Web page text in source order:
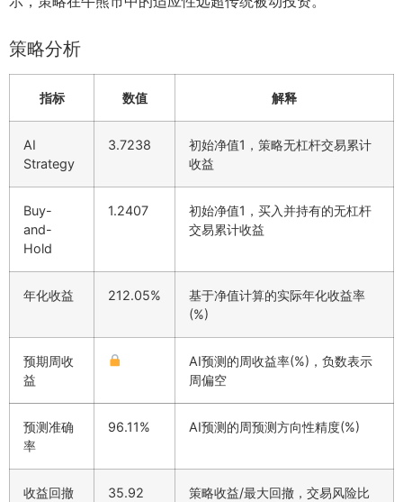
策略分析
指标 数值 解释
AI
Strategy
3.7238
初始净值1，策略无杠杆交易累计
收益
Buy-
and-
Hold
1.2407
初始净值1，买入并持有的无杠杆
交易累计收益
年化收益 212.05%
基于净值计算的实际年化收益率
(%)
预期周收
益
AI预测的周收益率(%)，负数表示
周偏空
预测准确
率
96.11% AI预测的周预测方向性精度(%)
收益回撤
35.92
策略收益/最大回撤，交易风险比